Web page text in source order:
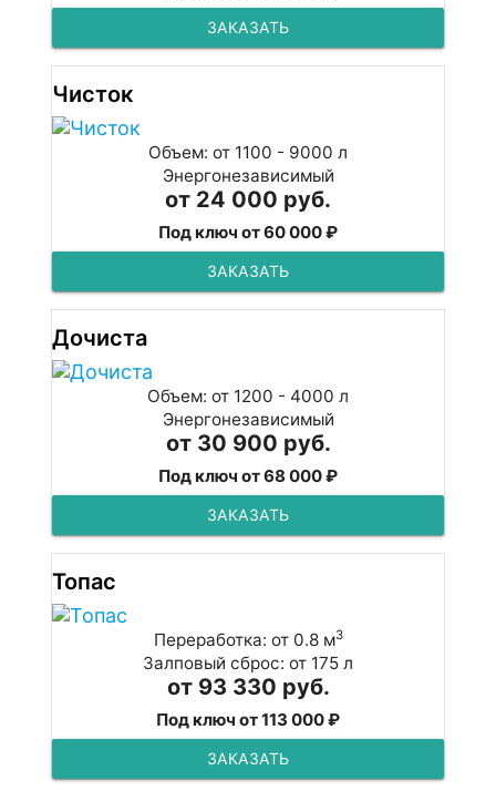
ЗАКАЗАТЬ
Чисток
Объем: от 1100 - 9000 л
Энергонезависимый
от 24 000 руб.
Под ключ от 60 000 ₽
ЗАКАЗАТЬ
Дочиста
Объем: от 1200 - 4000 л
Энергонезависимый
от 30 900 руб.
Под ключ от 68 000 ₽
ЗАКАЗАТЬ
Топас
Переработка: от 0.8 м3
Залповый сброс: от 175 л
от 93 330 руб.
Под ключ от 113 000 ₽
ЗАКАЗАТЬ